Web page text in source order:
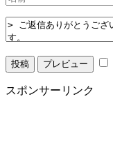
スポンサーリンク